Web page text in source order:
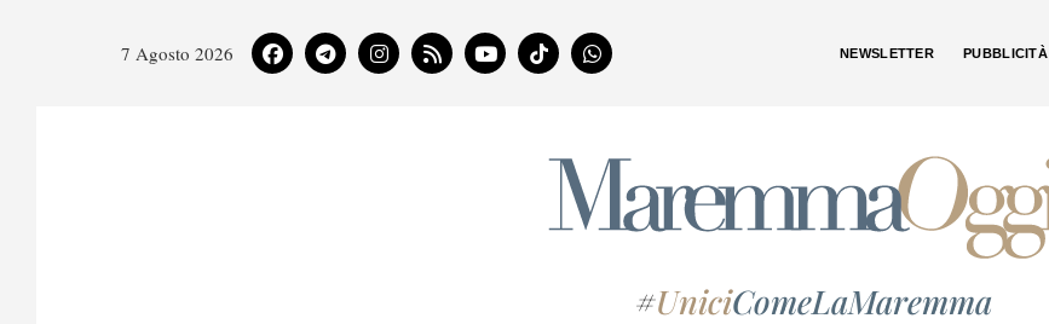
7 Agosto 2026 NEWSLETTER PUBBLICITÀ
#UniciComeLaMaremma